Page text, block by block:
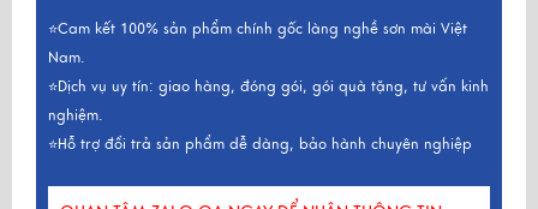
⭐Cam kết 100% sản phẩm chính gốc làng nghề sơn mài Việt
Nam.
⭐Dịch vụ uy tín: giao hàng, đóng gói, gói quà tặng, tư vấn kinh
nghiệm.
⭐Hỗ trợ đổi trả sản phẩm dễ dàng, bảo hành chuyên nghiệp